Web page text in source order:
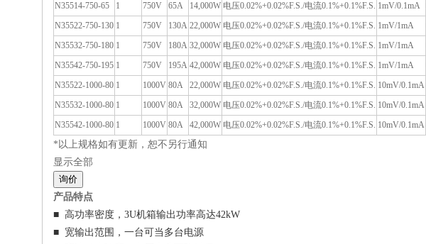
N35514-750-65
1 750V 65A 14,000W 电压0.02%+0.02%F.S./电流0.1%+0.1%F.S. 1mV/0.1mA
N35522-750-130 1 750V 130A 22,000W 电压0.02%+0.02%F.S./电流0.1%+0.1%F.S. 1mV/1mA
N35532-750-180 1 750V 180A 32,000W 电压0.02%+0.02%F.S./电流0.1%+0.1%F.S. 1mV/1mA
N35542-750-195 1 750V 195A 42,000W 电压0.02%+0.02%F.S./电流0.1%+0.1%F.S. 1mV/1mA
N35522-1000-80 1 1000V 80A 22,000W 电压0.02%+0.02%F.S./电流0.1%+0.1%F.S. 10mV/0.1mA
N35532-1000-80 1 1000V 80A 32,000W 电压0.02%+0.02%F.S./电流0.1%+0.1%F.S. 10mV/0.1mA
N35542-1000-80 1 1000V 80A 42,000W 电压0.02%+0.02%F.S./电流0.1%+0.1%F.S. 10mV/0.1mA
*以上规格如有更新，恕不另行通知
显示全部
询价
产品特点
■ 高功率密度，3U机箱输出功率高达42kW
■ 宽输出范围，一台可当多台电源